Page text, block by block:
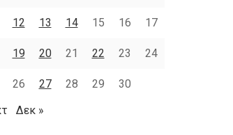
12 13 14 15 16 17
19 20 21 22 23 24
26 27 28 29
30
Δεκ »